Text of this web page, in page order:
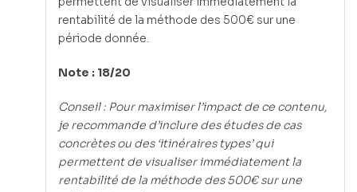
rentabilité de la méthode des 500€ sur une
période donnée.
Note : 18/20
Conseil : Pour maximiser l’impact de ce contenu,
je recommande d’inclure des études de cas
concrètes ou des ‘itinéraires types’ qui
permettent de visualiser immédiatement la
rentabilité de la méthode des 500€ sur une